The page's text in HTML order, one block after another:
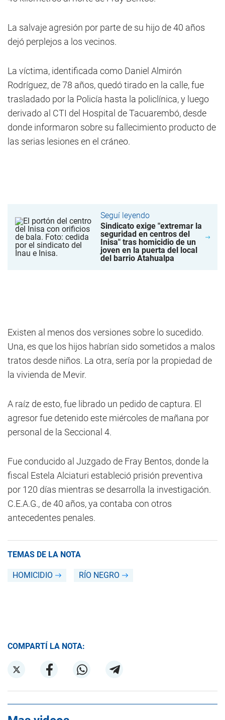
La salvaje agresión por parte de su hijo de 40 años
dejó perplejos a los vecinos.
La víctima, identificada como Daniel Almirón
Rodríguez, de 78 años, quedó tirado en la calle, fue
trasladado por la Policía hasta la policlínica, y luego
derivado al CTI del Hospital de Tacuarembó, desde
donde informaron sobre su fallecimiento producto de
las serias lesiones en el cráneo.
Seguí leyendo
Sindicato exige "extremar la
seguridad en centros del
Inisa" tras homicidio de un
joven en la puerta del local
del barrio Atahualpa
Existen al menos dos versiones sobre lo sucedido.
Una, es que los hijos habrían sido sometidos a malos
tratos desde niños. La otra, sería por la propiedad de
la vivienda de Mevir.
A raíz de esto, fue librado un pedido de captura. El
agresor fue detenido este miércoles de mañana por
personal de la Seccional 4.
Fue conducido al Juzgado de Fray Bentos, donde la
fiscal Estela Alciaturi estableció prisión preventiva
por 120 días mientras se desarrolla la investigación.
C.E.A.G., de 40 años, ya contaba con otros
antecedentes penales.
TEMAS DE LA NOTA
HOMICIDIO RÍO NEGRO
COMPARTÍ LA NOTA: